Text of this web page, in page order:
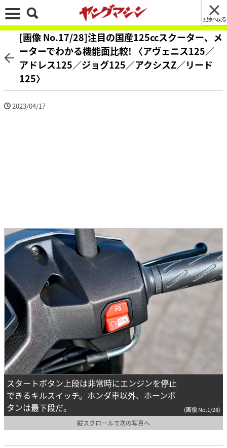
記事へ戻る
[画像 No.17/28]注目の国産125ccスクーター、メ
ーターでわかる機能面比較! 〈アヴェニス125／
アドレス125／ジョグ125／アクシスZ／リード
125〉
2023/04/17
スタートボタン上段は非常時にエンジンを停止
できるキルスイッチ。ホンダ車以外、ホーンボ
タンは最下段だ。
(画像 No.1/28)
縦スクロールで次の写真へ